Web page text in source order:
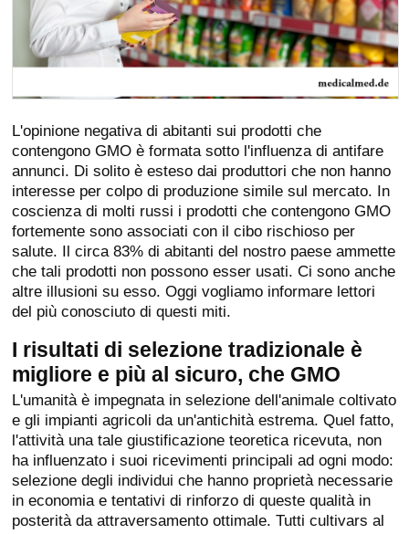
L'opinione negativa di abitanti sui prodotti che
contengono GMO è formata sotto l'influenza di antifare
annunci. Di solito è esteso dai produttori che non hanno
interesse per colpo di produzione simile sul mercato. In
coscienza di molti russi i prodotti che contengono GMO
fortemente sono associati con il cibo rischioso per
salute. Il circa 83% di abitanti del nostro paese ammette
che tali prodotti non possono esser usati. Ci sono anche
altre illusioni su esso. Oggi vogliamo informare lettori
del più conosciuto di questi miti.
I risultati di selezione tradizionale è
migliore e più al sicuro, che GMO
L'umanità è impegnata in selezione dell'animale coltivato
e gli impianti agricoli da un'antichità estrema. Quel fatto,
l'attività una tale giustificazione teoretica ricevuta, non
ha influenzato i suoi ricevimenti principali ad ogni modo:
selezione degli individui che hanno proprietà necessarie
in economia e tentativi di rinforzo di queste qualità in
posterità da attraversamento ottimale. Tutti cultivars al